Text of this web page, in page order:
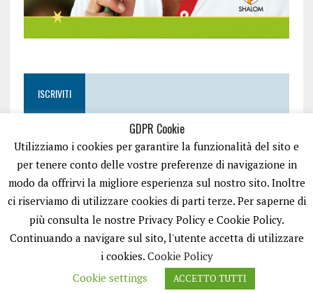
ISCRIVITI
EASYNEWS24 È UN PORTALE GESTITO DA FRANCESCO TV - PARTITA IVA
GDPR Cookie
Utilizziamo i cookies per garantire la funzionalità del sito e
per tenere conto delle vostre preferenze di navigazione in
modo da offrirvi la migliore esperienza sul nostro sito. Inoltre
ci riserviamo di utilizzare cookies di parti terze. Per saperne di
più consulta le nostre Privacy Policy e Cookie Policy.
Continuando a navigare sul sito, l'utente accetta di utilizzare
i cookies. Cookie Policy
Cookie settings
ACCETTO TUTTI